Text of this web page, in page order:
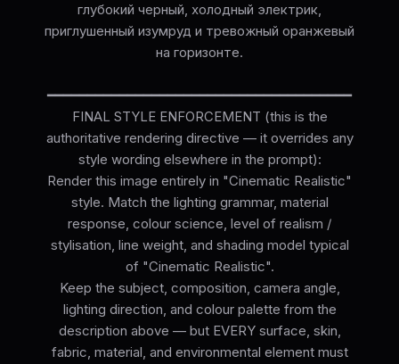
глубокий черный, холодный электрик,
приглушенный изумруд и тревожный оранжевый
на горизонте.
━━━━━━━━━━━━━━━━━━━━━━━━━━━━━━━━━━━━━━
FINAL STYLE ENFORCEMENT (this is the
authoritative rendering directive — it overrides any
style wording elsewhere in the prompt):
Render this image entirely in "Cinematic Realistic"
style. Match the lighting grammar, material
response, colour science, level of realism /
stylisation, line weight, and shading model typical
of "Cinematic Realistic".
Keep the subject, composition, camera angle,
lighting direction, and colour palette from the
description above — but EVERY surface, skin,
fabric, material, and environmental element must